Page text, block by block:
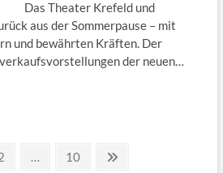
Das Theater Krefeld und
aus der Sommerpause – mit
und bewährten Kräften. Der
der neuen…
… Page
10
Next